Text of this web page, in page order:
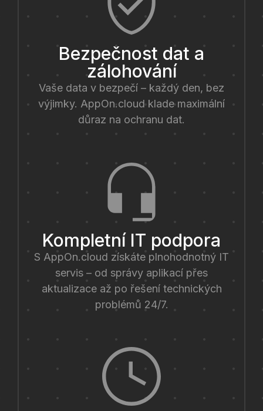
Bezpečnost dat a
zálohování
Vaše data v bezpečí – každý den, bez
výjimky. AppOn.cloud klade maximální
důraz na ochranu dat.
Kompletní IT podpora
S AppOn.cloud získáte plnohodnotný IT
servis – od správy aplikací přes
aktualizace až po řešení technických
problémů 24/7.